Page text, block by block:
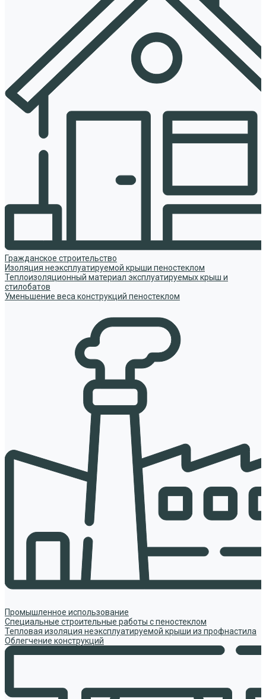
Гражданское строительство
Изоляция неэксплуатируемой крыши пеностеклом
Теплоизоляционный материал эксплуатируемых крыш и
стилобатов
Уменьшение веса конструкций пеностеклом
Промышленное использование
Специальные строительные работы с пеностеклом
Тепловая изоляция неэксплуатируемой крыши из профнастила
Облегчение конструкций